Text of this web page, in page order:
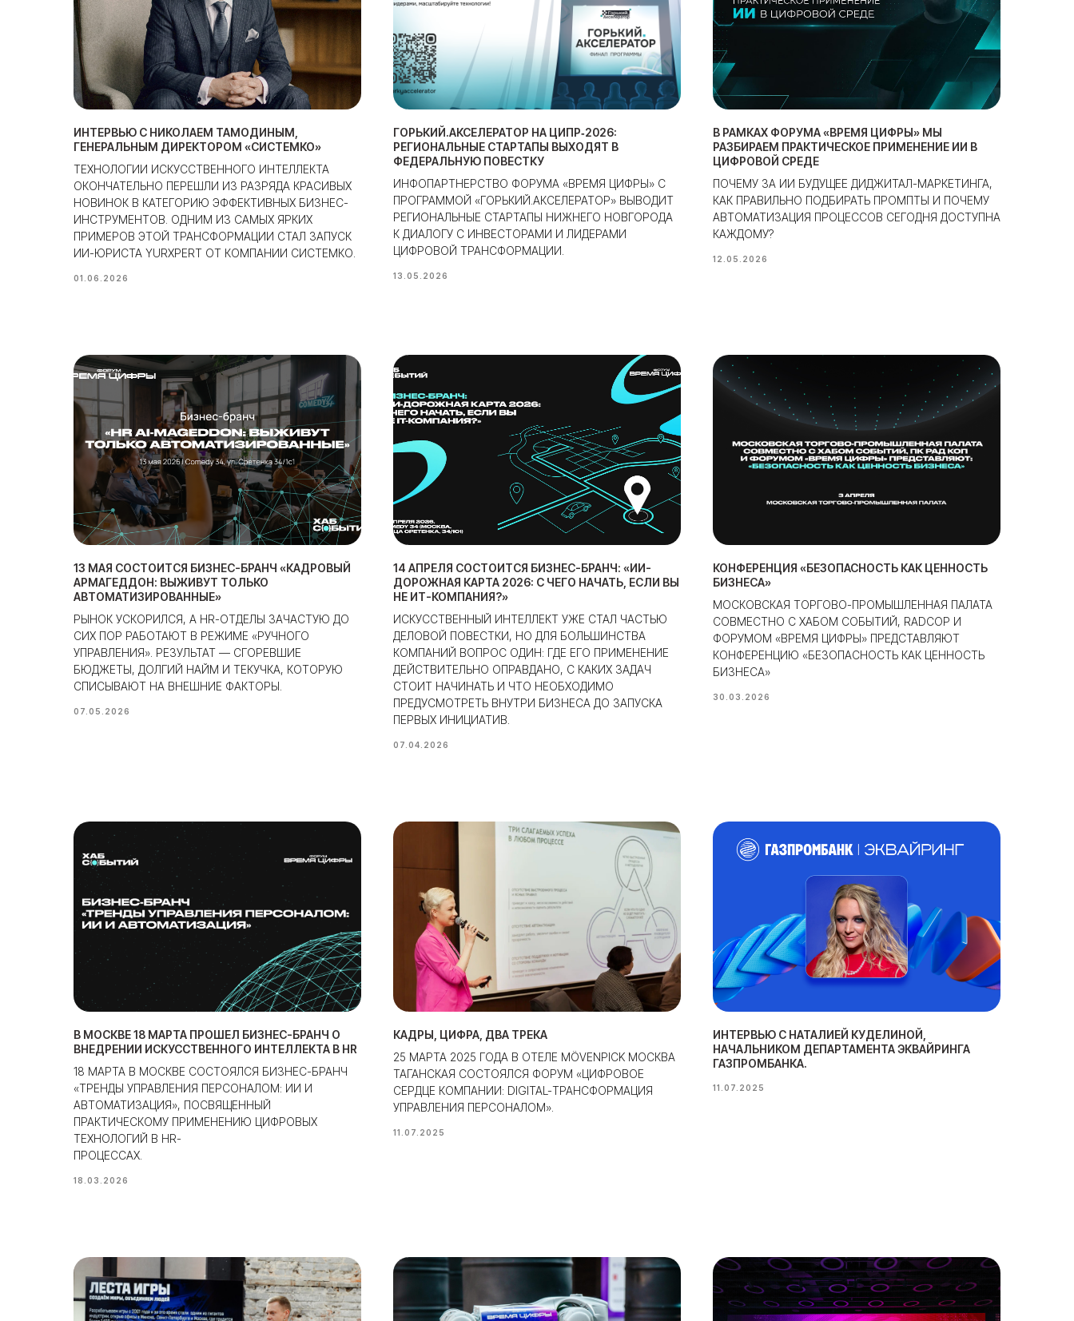
ИНТЕРВЬЮ С НИКОЛАЕМ ТАМОДИНЫМ,
ГЕНЕРАЛЬНЫМ ДИРЕКТОРОМ «СИСТЕМКО»
ТЕХНОЛОГИИ ИСКУССТВЕННОГО ИНТЕЛЛЕКТА
ОКОНЧАТЕЛЬНО ПЕРЕШЛИ ИЗ РАЗРЯДА КРАСИВЫХ
НОВИНОК В КАТЕГОРИЮ ЭФФЕКТИВНЫХ БИЗНЕС-
ИНСТРУМЕНТОВ. ОДНИМ ИЗ САМЫХ ЯРКИХ
ПРИМЕРОВ ЭТОЙ ТРАНСФОРМАЦИИ СТАЛ ЗАПУСК
ИИ-ЮРИСТА YURXPERT ОТ КОМПАНИИ СИСТЕМКО.
01.06.2026
ГОРЬКИЙ.АКСЕЛЕРАТОР НА ЦИПР‑2026:
РЕГИОНАЛЬНЫЕ СТАРТАПЫ ВЫХОДЯТ В
ФЕДЕРАЛЬНУЮ ПОВЕСТКУ
ИНФОПАРТНЕРСТВО ФОРУМА «ВРЕМЯ ЦИФРЫ» С
ПРОГРАММОЙ «ГОРЬКИЙ.АКСЕЛЕРАТОР» ВЫВОДИТ
РЕГИОНАЛЬНЫЕ СТАРТАПЫ НИЖНЕГО НОВГОРОДА
К ДИАЛОГУ С ИНВЕСТОРАМИ И ЛИДЕРАМИ
ЦИФРОВОЙ ТРАНСФОРМАЦИИ.
13.05.2026
В РАМКАХ ФОРУМА «ВРЕМЯ ЦИФРЫ» МЫ
РАЗБИРАЕМ ПРАКТИЧЕСКОЕ ПРИМЕНЕНИЕ ИИ В
ЦИФРОВОЙ СРЕДЕ
ПОЧЕМУ ЗА ИИ БУДУЩЕЕ ДИДЖИТАЛ-МАРКЕТИНГА,
КАК ПРАВИЛЬНО ПОДБИРАТЬ ПРОМПТЫ И ПОЧЕМУ
АВТОМАТИЗАЦИЯ ПРОЦЕССОВ СЕГОДНЯ ДОСТУПНА
КАЖДОМУ?
12.05.2026
13 МАЯ СОСТОИТСЯ БИЗНЕС-БРАНЧ «КАДРОВЫЙ
АРМАГЕДДОН: ВЫЖИВУТ ТОЛЬКО
АВТОМАТИЗИРОВАННЫЕ»
РЫНОК УСКОРИЛСЯ, А HR-ОТДЕЛЫ ЗАЧАСТУЮ ДО
СИХ ПОР РАБОТАЮТ В РЕЖИМЕ «РУЧНОГО
УПРАВЛЕНИЯ». РЕЗУЛЬТАТ — СГОРЕВШИЕ
БЮДЖЕТЫ, ДОЛГИЙ НАЙМ И ТЕКУЧКА, КОТОРУЮ
СПИСЫВАЮТ НА ВНЕШНИЕ ФАКТОРЫ.
07.05.2026
14 АПРЕЛЯ СОСТОИТСЯ БИЗНЕС-БРАНЧ: «ИИ-
ДОРОЖНАЯ КАРТА 2026: С ЧЕГО НАЧАТЬ, ЕСЛИ ВЫ
НЕ ИТ-КОМПАНИЯ?»
ИСКУССТВЕННЫЙ ИНТЕЛЛЕКТ УЖЕ СТАЛ ЧАСТЬЮ
ДЕЛОВОЙ ПОВЕСТКИ, НО ДЛЯ БОЛЬШИНСТВА
КОМПАНИЙ ВОПРОС ОДИН: ГДЕ ЕГО ПРИМЕНЕНИЕ
ДЕЙСТВИТЕЛЬНО ОПРАВДАНО, С КАКИХ ЗАДАЧ
СТОИТ НАЧИНАТЬ И ЧТО НЕОБХОДИМО
ПРЕДУСМОТРЕТЬ ВНУТРИ БИЗНЕСА ДО ЗАПУСКА
ПЕРВЫХ ИНИЦИАТИВ.
07.04.2026
КОНФЕРЕНЦИЯ «БЕЗОПАСНОСТЬ КАК ЦЕННОСТЬ
БИЗНЕСА»
МОСКОВСКАЯ ТОРГОВО-ПРОМЫШЛЕННАЯ ПАЛАТА
СОВМЕСТНО С ХАБОМ СОБЫТИЙ, RADCOP И
ФОРУМОМ «ВРЕМЯ ЦИФРЫ» ПРЕДСТАВЛЯЮТ
КОНФЕРЕНЦИЮ «БЕЗОПАСНОСТЬ КАК ЦЕННОСТЬ
БИЗНЕСА»
30.03.2026
В МОСКВЕ 18 МАРТА ПРОШЕЛ БИЗНЕС-БРАНЧ О
ВНЕДРЕНИИ ИСКУССТВЕННОГО ИНТЕЛЛЕКТА В HR
18 МАРТА В МОСКВЕ СОСТОЯЛСЯ БИЗНЕС-БРАНЧ
«ТРЕНДЫ УПРАВЛЕНИЯ ПЕРСОНАЛОМ: ИИ И
АВТОМАТИЗАЦИЯ», ПОСВЯЩЕННЫЙ
ПРАКТИЧЕСКОМУ ПРИМЕНЕНИЮ ЦИФРОВЫХ
ТЕХНОЛОГИЙ В HR-
ПРОЦЕССАХ.
18.03.2026
КАДРЫ, ЦИФРА, ДВА ТРЕКА
25 МАРТА 2025 ГОДА В ОТЕЛЕ MÖVENPICK МОСКВА
ТАГАНСКАЯ СОСТОЯЛСЯ ФОРУМ «ЦИФРОВОЕ
СЕРДЦЕ КОМПАНИИ: DIGITAL-ТРАНСФОРМАЦИЯ
УПРАВЛЕНИЯ ПЕРСОНАЛОМ».
11.07.2025
ИНТЕРВЬЮ С НАТАЛИЕЙ КУДЕЛИНОЙ,
НАЧАЛЬНИКОМ ДЕПАРТАМЕНТА ЭКВАЙРИНГА
ГАЗПРОМБАНКА.
11.07.2025